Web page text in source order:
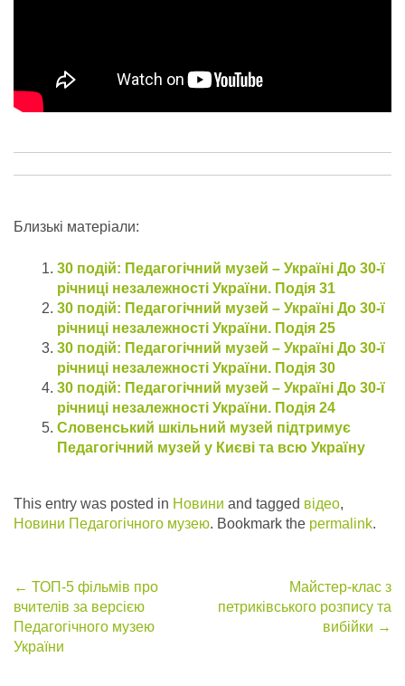
Близькі матеріали:
30 подій: Педагогічний музей – Україні До 30-ї
річниці незалежності України. Подія 31
30 подій: Педагогічний музей – Україні До 30-ї
річниці незалежності України. Подія 25
30 подій: Педагогічний музей – Україні До 30-ї
річниці незалежності України. Подія 30
30 подій: Педагогічний музей – Україні До 30-ї
річниці незалежності України. Подія 24
Словенський шкільний музей підтримує
Педагогічний музей у Києві та всю Україну
This entry was posted in Новини and tagged відео,
Новини Педагогічного музею. Bookmark the permalink.
Post
navigation
← ТОП-5 фільмів про
вчителів за версією
Педагогічного музею
України
Майстер-клас з
петриківського розпису та
вибійки →